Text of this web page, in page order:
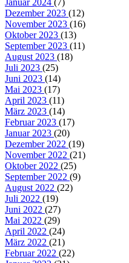
Dezember 2023 (12)
November 2023 (16)
Oktober 2023 (13)
September 2023 (11)
August 2023 (18)
Juli 2023 (25)
Juni 2023 (14)
Mai 2023 (17)
April 2023 (11)
März 2023 (14)
Februar 2023 (17)
Januar 2023 (20)
Dezember 2022 (19)
November 2022 (21)
Oktober 2022 (25)
September 2022 (9)
August 2022 (22)
Juli 2022 (19)
Juni 2022 (27)
Mai 2022 (29)
April 2022 (24)
März 2022 (21)
Februar 2022 (22)